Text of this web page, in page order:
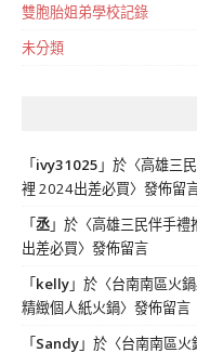
雙胞胎姐弟學校記錄
未分類
「 ivy31025 」於〈高雄三
裡 2024出差必買〉發佈留
「丞」於〈高雄三民伴手禮
出差必買〉發佈留言
「 kelly」於〈台南南區火
精緻個人紙火鍋〉發佈留言
「 Sandy」於〈台南南區火